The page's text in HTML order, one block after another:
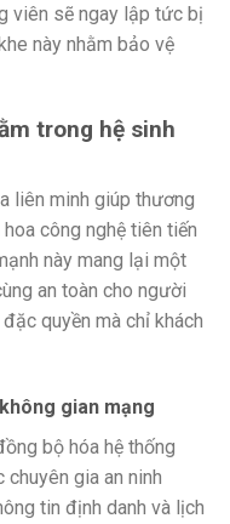
viên sẽ ngay lập tức bị
này nhằm bảo vệ
trong hệ sinh
liên minh giúp thương
công nghệ tiên tiến
này mang lại một
an toàn cho người
quyền mà chỉ khách
gian mạng
bộ hóa hệ thống
gia an ninh
tin định danh và lịch